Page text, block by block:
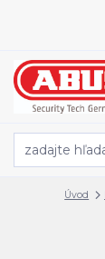
Úvod